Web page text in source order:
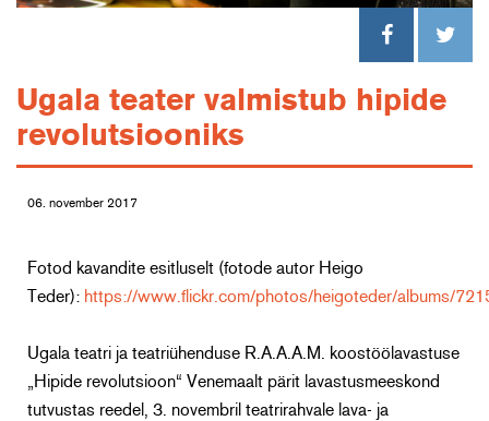
Ugala teater valmistub hipide
revolutsiooniks
06. november 2017
Fotod kavandite esitluselt (fotode autor Heigo
Teder): https://www.flickr.com/photos/heigoteder/albums/
Ugala teatri ja teatriühenduse R.A.A.A.M. koostöölavastuse
„Hipide revolutsioon“ Venemaalt pärit lavastusmeeskond
tutvustas reedel, 3. novembril teatrirahvale lava- ja